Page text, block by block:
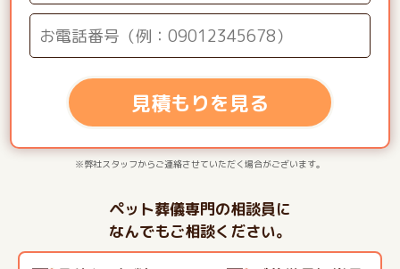
見積もりを見る
※弊社スタッフからご連絡させていただく場合がございます。
ペット葬儀専門の相談員に
なんでもご相談ください。